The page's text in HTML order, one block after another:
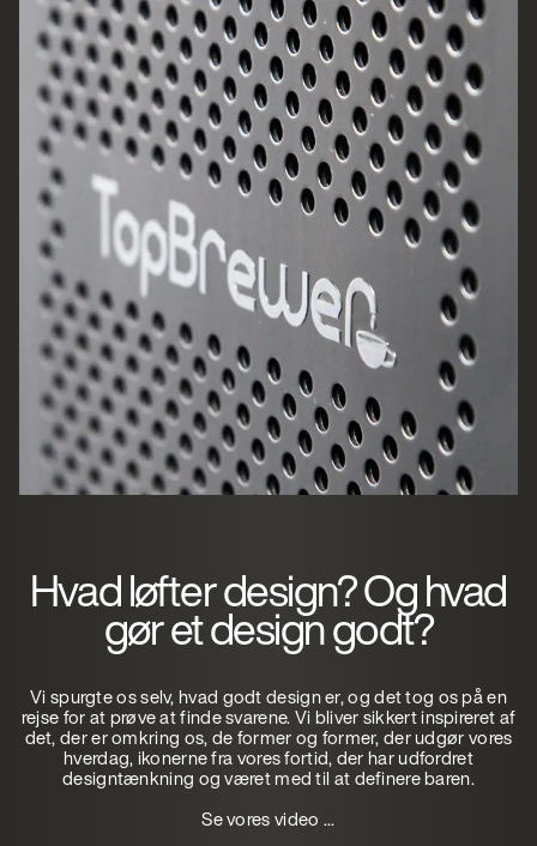
Hvad løfter design? Og hvad
gør et design godt?
Vi spurgte os selv, hvad godt design er, og det tog os på en
rejse for at prøve at finde svarene. Vi bliver sikkert inspireret af
det, der er omkring os, de former og former, der udgør vores
hverdag, ikonerne fra vores fortid, der har udfordret
designtænkning og været med til at definere baren.
Se vores video ...